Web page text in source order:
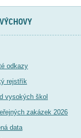
odkazy
rejstřík
vysokých škol
zakázek 2026
data